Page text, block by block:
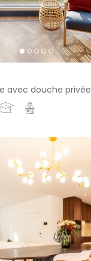
avec douche privée